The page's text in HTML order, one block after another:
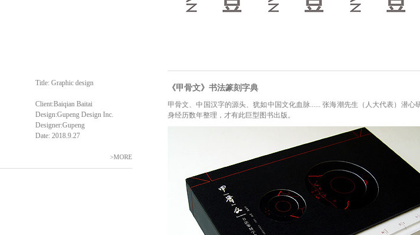
《甲骨文》书法篆刻字典
甲骨文、中国汉字的源头、犹如中国文化血脉...... 张海潮先生（人大代表）潜
身经历数年整理，才有此巨型图书出版。
Title: Graphic design
Client:Baiqian Baitai
Design:Gupeng Design Inc.
Designer:Gupeng
Date: 2018.9.27
>MORE